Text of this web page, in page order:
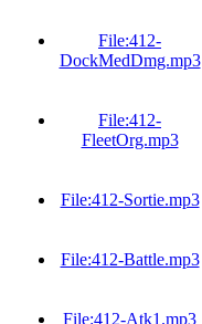
File:412-
DockMedDmg.mp3
File:412-
FleetOrg.mp3
File:412-Sortie.mp3
File:412-Battle.mp3
File:412-Atk1.mp3